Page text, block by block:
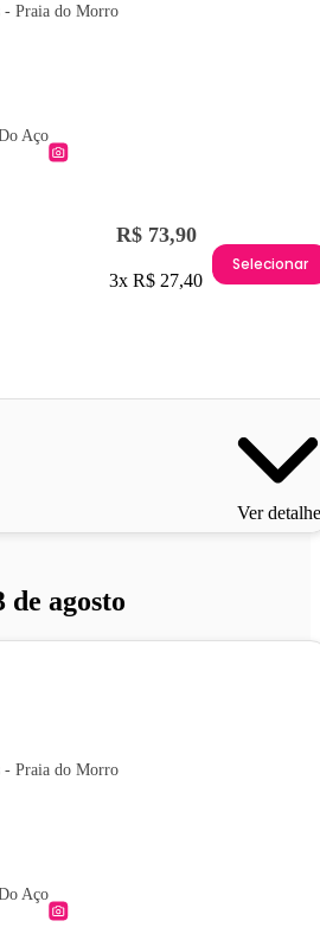
- Praia do Morro
Aço
R$ 73,90
3x R$ 27,40
Selecionar
Ver
agosto
- Praia do Morro
Aço